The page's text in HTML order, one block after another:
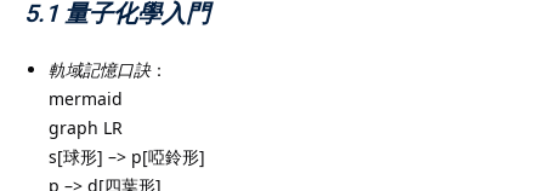
5.1 量子化學入門
軌域記憶口訣：
mermaid
graph LR
s[球形] –> p[啞鈴形]
p –> d[四葉形]